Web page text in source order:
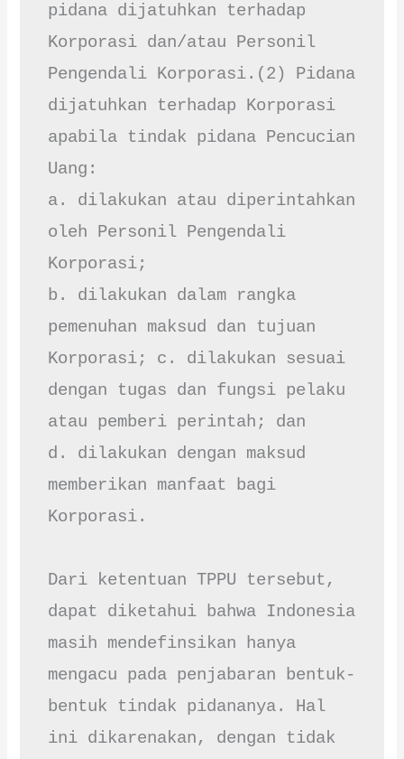
pidana dijatuhkan terhadap
Korporasi dan/atau Personil
Pengendali Korporasi.(2) Pidana
dijatuhkan terhadap Korporasi
apabila tindak pidana Pencucian
Uang:
a. dilakukan atau diperintahkan
oleh Personil Pengendali
Korporasi;
b. dilakukan dalam rangka
pemenuhan maksud dan tujuan
Korporasi; c. dilakukan sesuai
dengan tugas dan fungsi pelaku
atau pemberi perintah; dan
d. dilakukan dengan maksud
memberikan manfaat bagi
Korporasi.
Dari ketentuan TPPU tersebut,
dapat diketahui bahwa Indonesia
masih mendefinsikan hanya
mengacu pada penjabaran bentuk-
bentuk tindak pidananya. Hal
ini dikarenakan, dengan tidak